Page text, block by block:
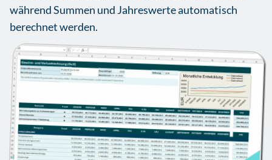
während Summen und Jahreswerte automatisch
berechnet werden.